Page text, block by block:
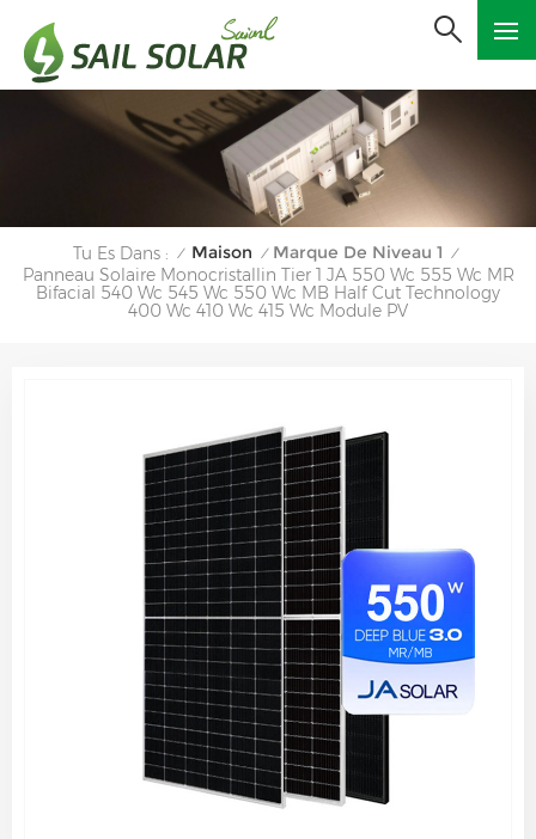
Tu Es Dans : / Maison / Marque De Niveau 1 /
Panneau Solaire Monocristallin Tier 1 JA 550 Wc 555 Wc MR
Bifacial 540 Wc 545 Wc 550 Wc MB Half Cut Technology
400 Wc 410 Wc 415 Wc Module PV